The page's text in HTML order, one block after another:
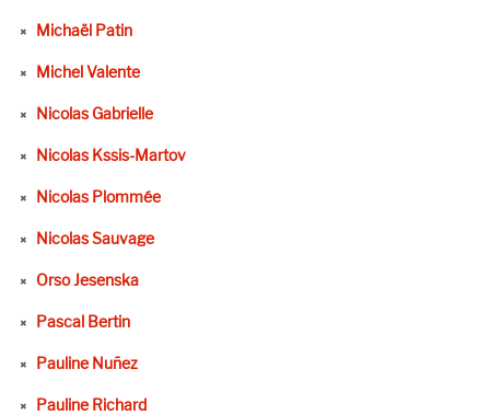
Michaël Patin
Michel Valente
Nicolas Gabrielle
Nicolas Kssis-Martov
Nicolas Plommée
Nicolas Sauvage
Orso Jesenska
Pascal Bertin
Pauline Nuñez
Pauline Richard